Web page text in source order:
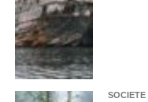
SOCIÉTÉ